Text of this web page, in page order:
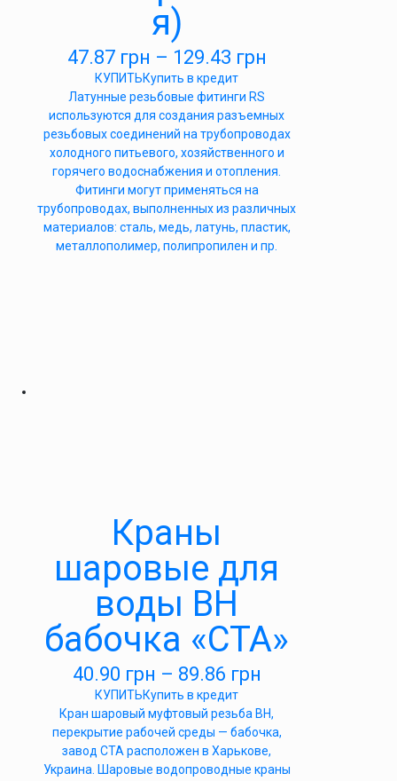
я)
47.87 грн – 129.43 грн
КУПИТЬКупить в кредит
Латунные резьбовые фитинги RS
используются для создания разъемных
резьбовых соединений на трубопроводах
холодного питьевого, хозяйственного и
горячего водоснабжения и отопления.
Фитинги могут применяться на
трубопроводах, выполненных из различных
материалов: сталь, медь, латунь, пластик,
металлополимер, полипропилен и пр.
Краны
шаровые для
воды ВН
бабочка «СТА»
40.90 грн – 89.86 грн
КУПИТЬКупить в кредит
Кран шаровый муфтовый резьба ВН,
перекрытие рабочей среды — бабочка,
завод СТА расположен в Харькове,
Украина. Шаровые водопроводные краны